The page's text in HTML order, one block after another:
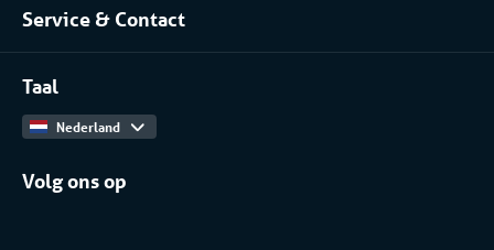
Meer branches
Projecten
Werken bij
Catalogus
Service & Contact
Contact
Taal
Nederland
Volg ons op